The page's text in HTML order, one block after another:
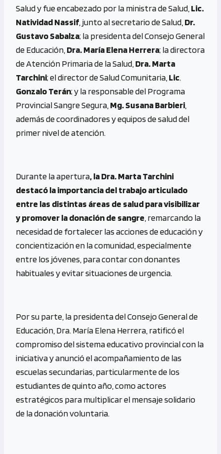
Salud y fue encabezado por la ministra de Salud, Lic.
Natividad Nassif , junto al secretario de Salud, Dr.
Gustavo Sabalza; la presidenta del Consejo General
de Educación, Dra. María Elena Herrera; la directora
de Atención Primaria de la Salud, Dra. Marta
Tarchini; el director de Salud Comunitaria, Lic.
Gonzalo Terán; y la responsable del Programa
Provincial Sangre Segura, Mg. SusanaBarbieri
además de coordinadores y equipos de salud del
primer nivel de atención.
Durante la apertura, la Dra. Marta Tarchini
destacó la importancia del trabajo articulado
entre las distintas áreas de salud para visibilizar
y promover la donación de sangre , remarcando la
necesidad de fortalecer las acciones de educación y
concientización en la comunidad, especialmente
entre los jóvenes, para contar con donantes
habituales y evitar situaciones de urgencia.
Por su parte, la presidenta del Consejo General de
Educación, Dra. María Elena Herrera, ratificó el
compromiso del sistema educativo provincial con la
iniciativa y anunció el acompañamiento de las
escuelas secundarias, particularmente de los
estudiantes de quinto año, como actores
estratégicos para multiplicar el mensaje solidario
de la donación voluntaria.